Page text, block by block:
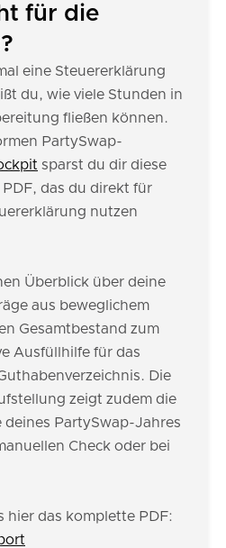
für die
eine Steuererklärung
du, wie viele Stunden in
fließen können.
PartySwap-
sparst du dir diese
das du direkt für
nutzen
Überblick über deine
aus beweglichem
Gesamtbestand zum
Ausfüllhilfe für das
Die
zeigt zudem die
PartySwap-Jahres
Check oder bei
hier das komplette PDF: